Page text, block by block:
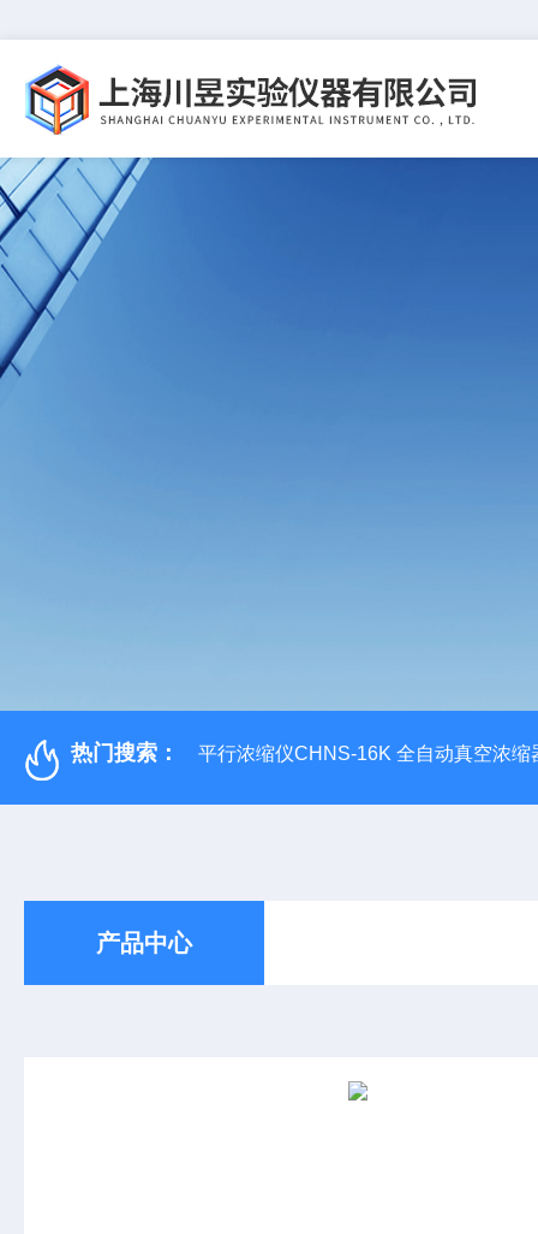
热门搜索： 平行浓缩仪CHNS-16K 全自动真空浓缩
产品中心